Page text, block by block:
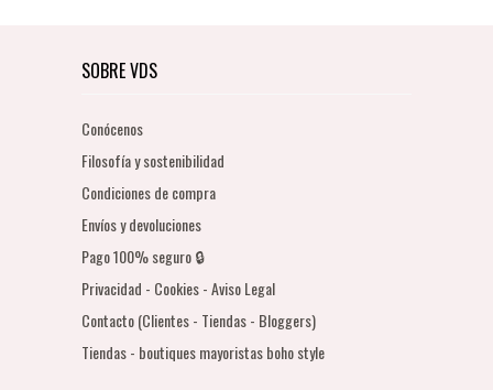
SOBRE VDS
Conócenos
Filosofía y sostenibilidad
Condiciones de compra
Envíos y devoluciones
Pago 100% seguro 🔒
Privacidad - Cookies - Aviso Legal
Contacto (Clientes - Tiendas - Bloggers)
Tiendas - boutiques mayoristas boho style